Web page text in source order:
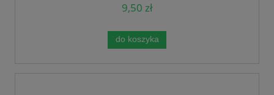
9,50 zł
do koszyka